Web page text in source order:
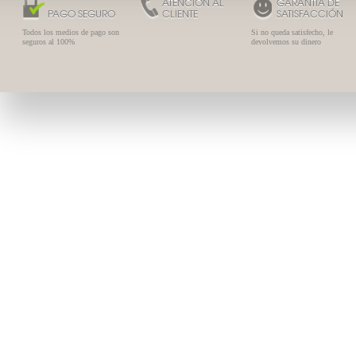
PAGO SEGURO
Todos los medios de pago son
seguros al 100%
CLIENTE SATISFACCIÓN
Si no queda satisfecho, le
devolvemos su dinero